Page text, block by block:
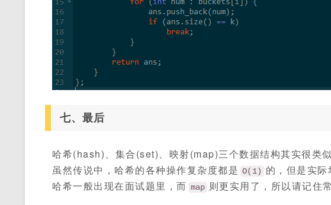
七、最后
哈希(hash)、集合(set)、映射(map)三个数据结构其实很类似
虽然传说中，哈希的各种操作复杂度都是 O(1) 的，但是实
哈希一般出现在面试题里，而 map 则更实用了，所以请记住